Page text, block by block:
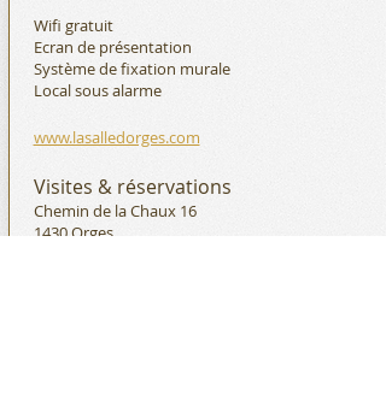
Wifi gratuit
Ecran de présentation
Système de fixation murale
Local sous alarme
www.lasalledorges.com
Visites & réservations
Chemin de la Chaux 16
1430 Orges